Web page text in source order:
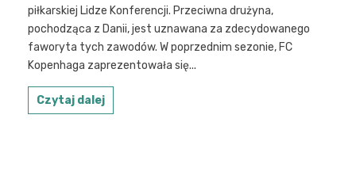
piłkarskiej Lidze Konferencji. Przeciwna drużyna,
pochodząca z Danii, jest uznawana za zdecydowanego
faworyta tych zawodów. W poprzednim sezonie, FC
Kopenhaga zaprezentowała się...
Czytaj dalej